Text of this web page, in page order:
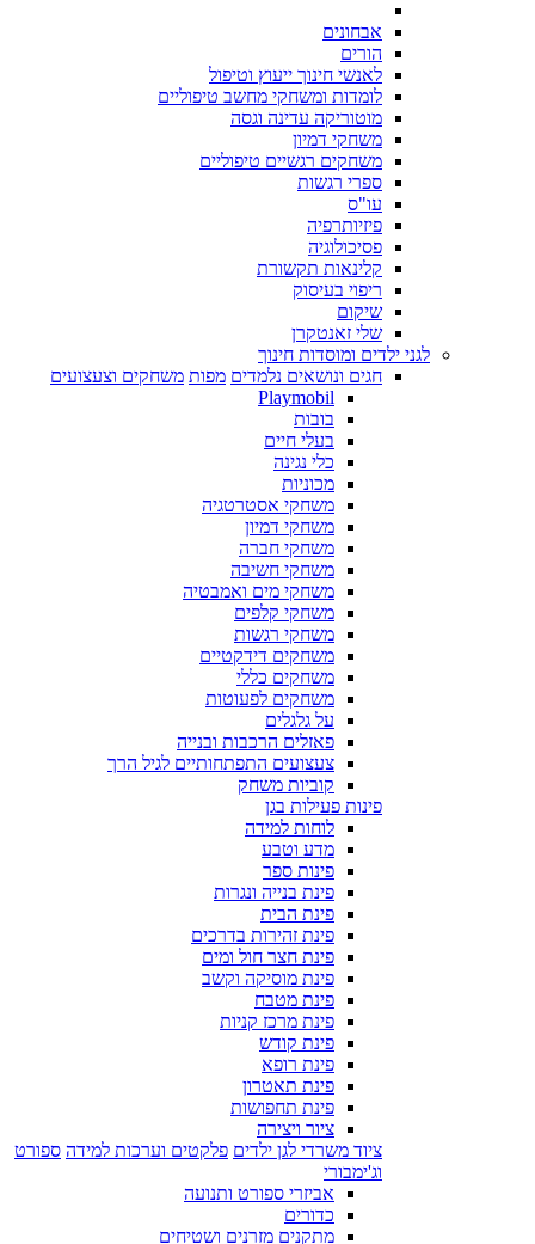
אבחונים
הורים
לאנשי חינוך ייעוץ וטיפול
לומדות ומשחקי מחשב טיפוליים
מוטוריקה עדינה וגסה
משחקי דמיון
משחקים רגשיים טיפוליים
ספרי רגשות
עו"ס
פיזיותרפיה
פסיכולוגיה
קלינאות תקשורת
ריפוי בעיסוק
שיקום
שלי זאנטקרן
לגני ילדים ומוסדות חינוך
חגים ונושאים נלמדים מפות משחקים וצעצועים
Playmobil
בובות
בעלי חיים
כלי נגינה
מכוניות
משחקי אסטרטגיה
משחקי דמיון
משחקי חברה
משחקי חשיבה
משחקי מים ואמבטיה
משחקי קלפים
משחקי רגשות
משחקים דידקטיים
משחקים כללי
משחקים לפעוטות
על גלגלים
פאזלים הרכבות ובנייה
צעצועים התפתחותיים לגיל הרך
קוביות משחק
פינות פעילות בגן
לוחות למידה
מדע וטבע
פינות ספר
פינת בנייה ונגרות
פינת הבית
פינת זהירות בדרכים
פינת חצר חול ומים
פינת מוסיקה וקשב
פינת מטבח
פינת מרכז קניות
פינת קודש
פינת רופא
פינת תאטרון
פינת תחפושות
ציור ויצירה
ציוד משרדי לגן ילדים פלקטים וערכות למידה ספורט
וג'ימבורי
אביזרי ספורט ותנועה
כדורים
מתקנים מזרנים ושטיחים